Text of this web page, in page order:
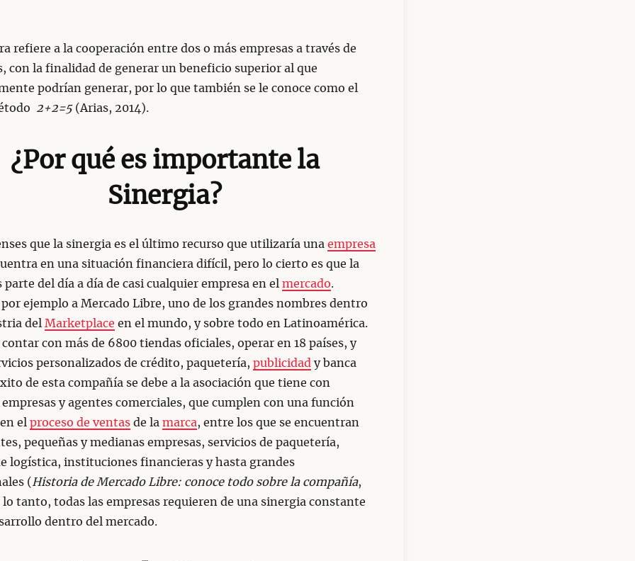
refiere a la cooperación entre dos o más empresas a través de
con la finalidad de generar un beneficio superior al que
podrían generar, por lo que también se le conoce como el
2+2=5(Arias, 2014).
¿Por qué es importante la
Sinergia?
que la sinergia es el último recurso que utilizaría una empresa
en una situación financiera difícil, pero lo cierto es que la
parte del día a día de casi cualquier empresa en el mercado.
ejemplo a Mercado Libre, uno de los grandes nombres dentro
del Marketplace en el mundo, y sobre todo en Latinoamérica.
contar con más de 6800 tiendas oficiales, operar en 18 países, y
personalizados de crédito, paquetería, publicidad y banca
de esta compañía se debe a la asociación que tiene con
y agentes comerciales, que cumplen con una función
el proceso de ventas de la marca, entre los que se encuentran
pequeñas y medianas empresas, servicios de paquetería,
logística, instituciones financieras y hasta grandes
( Historia de Mercado Libre: conoce todo sobre la compañía,
lo tanto, todas las empresas requieren de una sinergia constante
dentro del mercado.